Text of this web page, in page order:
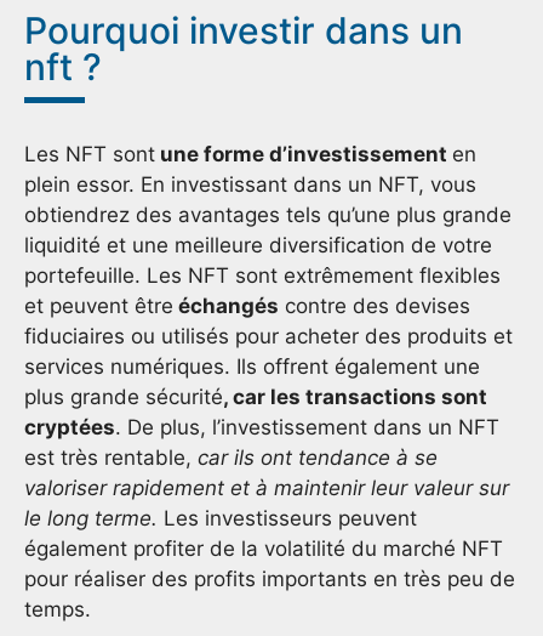
Pourquoi investir dans un
nft ?
Les NFT sont une forme d’investissement en
plein essor. En investissant dans un NFT, vous
obtiendrez des avantages tels qu’une plus grande
liquidité et une meilleure diversification de votre
portefeuille. Les NFT sont extrêmement flexibles
et peuvent être échangés contre des devises
fiduciaires ou utilisés pour acheter des produits et
services numériques. Ils offrent également une
plus grande sécurité, car les transactions sont
cryptées. De plus, l’investissement dans un NFT
est très rentable, car ils ont tendance à se
valoriser rapidement et à maintenir leur valeur sur
le long terme. Les investisseurs peuvent
également profiter de la volatilité du marché NFT
pour réaliser des profits importants en très peu de
temps.